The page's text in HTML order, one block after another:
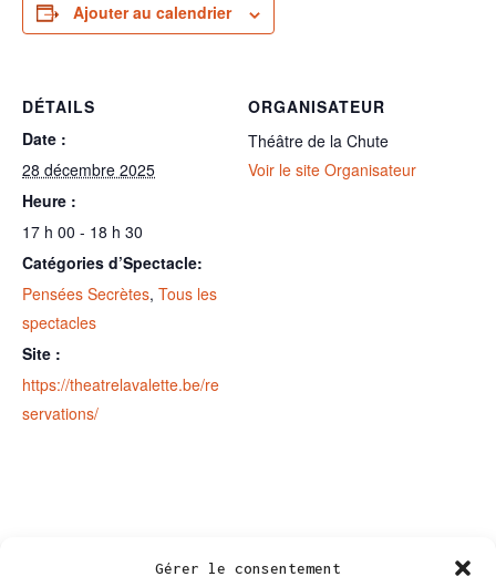
Gérer le consentement
Ajouter au calendrier
DÉTAILS
Date :
28 décembre 2025
Heure :
17 h 00 - 18 h 30
Catégories d’Spectacle:
Pensées Secrètes, Tous les
spectacles
Site :
https://theatrelavalette.be/re
servations/
ORGANISATEUR
Théâtre de la Chute
Voir le site Organisateur